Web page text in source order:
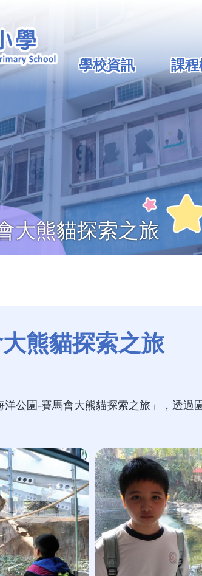
Main
navigation
學校資訊 課
大熊貓探索之旅
熊貓探索之旅
洋公園-賽馬會大熊貓探索之旅」，透